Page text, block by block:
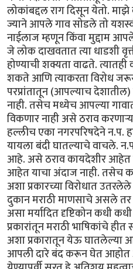
लोकांबद्दल राग दिसून येतो.
ज्याने आपले गाव सोडले तो
नाईलाज म्हणून किंवा मुद्दाम
जे लोक दाखवतात त्या धाडशी
होण्याची शक्यता वाढते. त्यातही
शकते आणि त्याकरता विरोध
परप्रांतातून (आपल्याच
नाही. तसेच मध्येच आपल्या
विकणार नाही असे ठराव
हल्लीच एका नगरपरिषदेने न.प.
यायला बंदी घातल्याचे वाचले. न.प.
आहे. असे ठराव कायदेशीर आहेत
आहेत याचा अंदाज नाही. तसेच
अशा प्रकारच्या विरोधात
दुकान मराठी माणसाचे असले
असा मर्यादित दृष्टिकोन कधी
प्रकारांतून मराठी भाषिकांचे
अशा प्रकारातून येऊ घातलेल्या
आपली दारे बंद करून घेत आहोत